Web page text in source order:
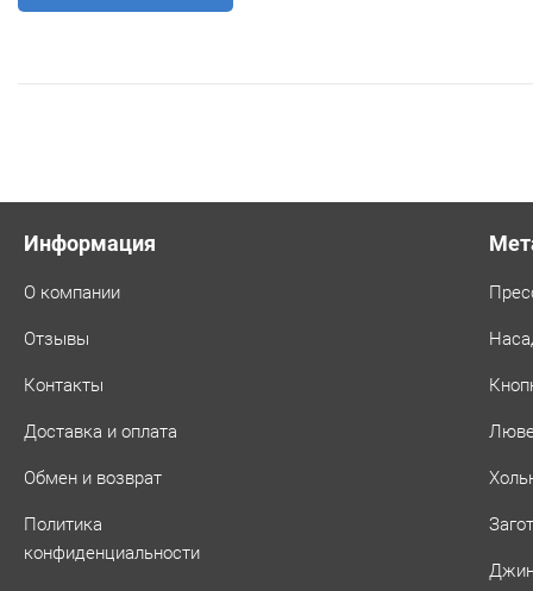
Информация
О компании
Отзывы
Контакты
Доставка и оплата
Обмен и возврат
Политика
конфиденциальности